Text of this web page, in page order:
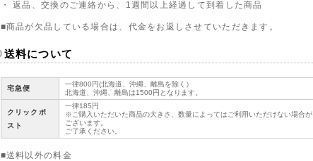
・ 返品、交換のご連絡から、1週間以上経過して到着した商品
■商品が欠品している場合は、代金をお返しさせていただきます。
送料について
宅急便
一律800円(北海道、沖縄、離島を除く）
北海道、沖縄、離島は1500円となります。
クリックポ
スト
一律185円
※ご購入いただいた商品の大きさ、数量によってはご利用いただけない場合が
ございます。
ご了承ください。
■送料以外の料金